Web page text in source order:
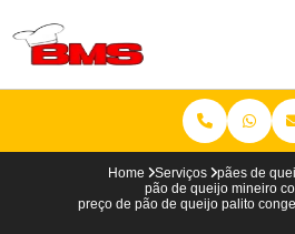
Home Serviços
pães de
pão de queijo mineiro
preço de pão de queijo palito